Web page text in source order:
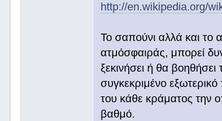
http://en.wikipedia.org/
Το σαπούνι αλλά και το
ατμόσφαιράς, μπορεί
ξεκινήσει ή θα
συγκεκριμένο
του κάθε κράματος την
βαθμό.